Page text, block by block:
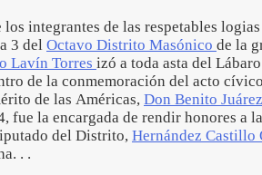
integrantes de las respetables logias
3 del Octavo Distrito Masónico de la
Lavín Torres izó a toda asta del
de la conmemoración del acto
de las Américas, Don Benito
fue la encargada de rendir honores a
del Distrito, Hernández Castillo
. .